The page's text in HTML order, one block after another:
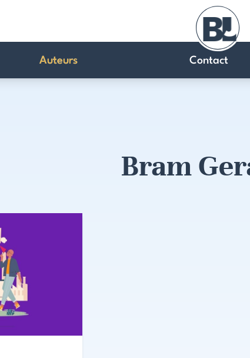
Auteurs Contact
Bram